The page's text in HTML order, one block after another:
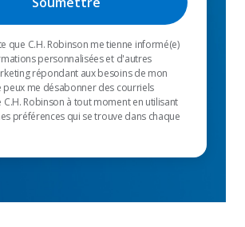
que C.H. Robinson me tienne informé(e)
personnalisées et d'autres
répondant aux besoins de mon
peux me désabonner des courriels
C.H. Robinson à tout moment en utilisant
préférences qui se trouve dans chaque